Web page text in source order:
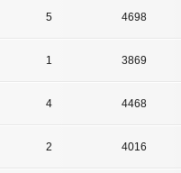
5 4698
1 3869
4 4468
2 4016